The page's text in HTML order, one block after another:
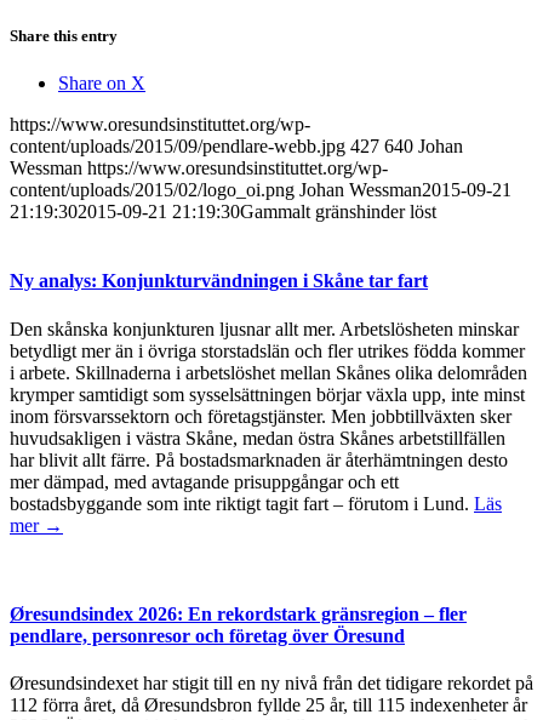
Share this entry
Share on X
https://www.oresundsinstituttet.org/wp-
content/uploads/2015/09/pendlare-webb.jpg 427 640 Johan
Wessman https://www.oresundsinstituttet.org/wp-
content/uploads/2015/02/logo_oi.png Johan Wessman2015-09-21
21:19:302015-09-21 21:19:30Gammalt gränshinder löst
Ny analys: Konjunkturvändningen i Skåne tar fart
Den skånska konjunkturen ljusnar allt mer. Arbetslösheten minskar
betydligt mer än i övriga storstadslän och fler utrikes födda kommer
i arbete. Skillnaderna i arbetslöshet mellan Skånes olika delområden
krymper samtidigt som sysselsättningen börjar växla upp, inte minst
inom försvarssektorn och företagstjänster. Men jobbtillväxten sker
huvudsakligen i västra Skåne, medan östra Skånes arbetstillfällen
har blivit allt färre. På bostadsmarknaden är återhämtningen desto
mer dämpad, med avtagande prisuppgångar och ett
bostadsbyggande som inte riktigt tagit fart – förutom i Lund. Läs
mer →
Øresundsindex 2026: En rekordstark gränsregion – fler
pendlare, personresor och företag över Öresund
Øresundsindexet har stigit till en ny nivå från det tidigare rekordet på
112 förra året, då Øresundsbron fyllde 25 år, till 115 indexenheter år